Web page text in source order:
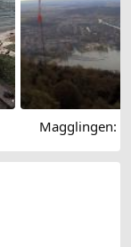
Magglingen: